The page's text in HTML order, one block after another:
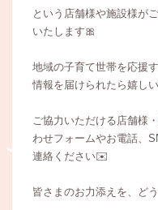
という店舗様や施設様が
いたします🎀
地域の子育て世帯を応援
情報を届けられたら嬉しい
ご協力いただける店舗様
わせフォームやお電話、
連絡ください✉️
皆さまのお力添えを、ど